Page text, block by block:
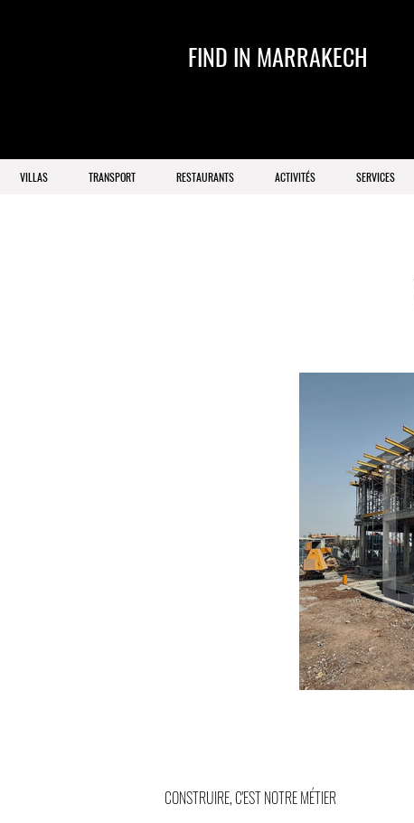
FIND IN MARRAKECH
VILLAS TRANSPORT RESTAURANTS ACTIVITÉS SERVICES
CONSTRUIRE, C'EST NOTRE MÉTIER